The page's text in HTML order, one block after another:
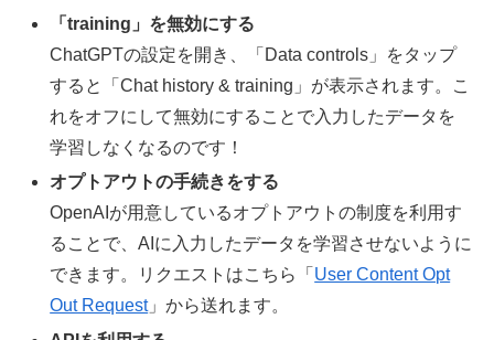
「training」を無効にする
ChatGPTの設定を開き、「Data controls」をタップ
すると「Chat history & training」が表示されます。こ
れをオフにして無効にすることで入力したデータを
学習しなくなるのです！
オプトアウトの手続きをする
OpenAIが用意しているオプトアウトの制度を利用す
ることで、AIに入力したデータを学習させないように
できます。リクエストはこちら「 User Content Opt
Out Request」から送れます。